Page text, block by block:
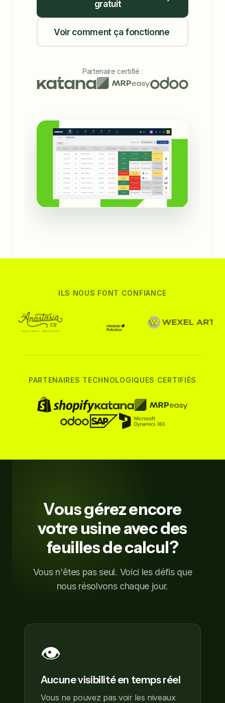
gratuit
Voir comment ça fonctionne
Partenaire certifié :
ILS NOUS FONT CONFIANCE
PARTENAIRES TECHNOLOGIQUES CERTIFIÉS
Vous gérez encore
votre usine avec des
feuilles de calcul?
Vous n'êtes pas seul. Voici les défis que
nous résolvons chaque jour.
👁️
Aucune visibilité en temps réel
Vous ne pouvez pas voir les niveaux